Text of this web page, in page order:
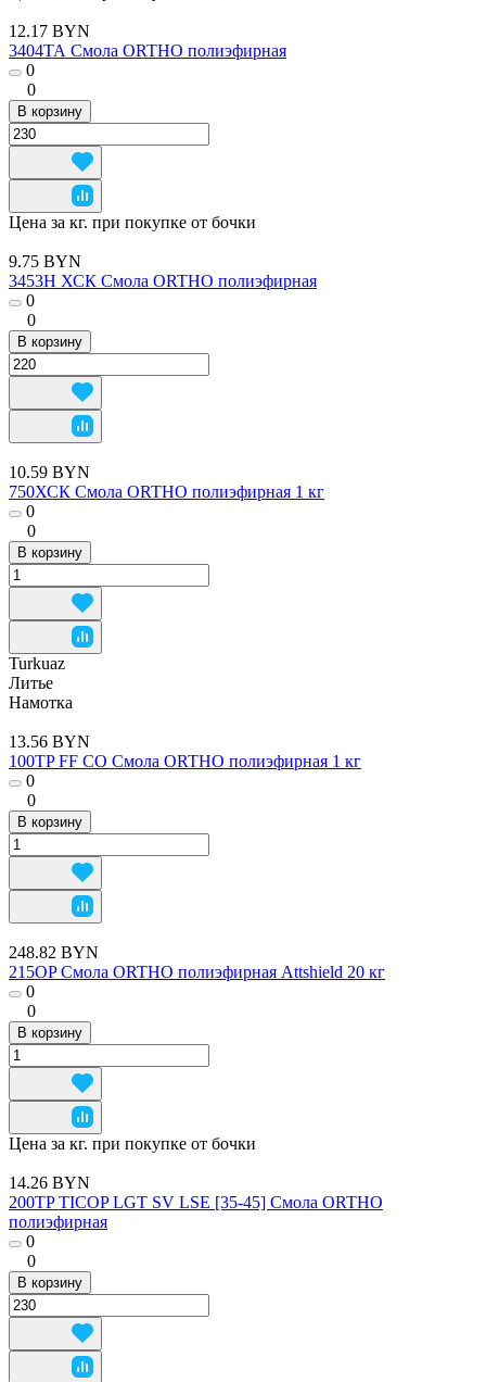
12.17 BYN
3404ТА Смола ORTHO полиэфирная
0
0
В корзину
Цена за кг. при покупке от бочки
9.75 BYN
3453Н ХСК Смола ORTHO полиэфирная
0
0
В корзину
10.59 BYN
750ХСК Смола ORTHO полиэфирная 1 кг
0
0
В корзину
Turkuaz
Литье
Намотка
13.56 BYN
100TP FF CO Смола ORTHO полиэфирная 1 кг
0
0
В корзину
248.82 BYN
215OP Смола ORTHO полиэфирная Attshield 20 кг
0
0
В корзину
Цена за кг. при покупке от бочки
14.26 BYN
200TP TICOP LGT SV LSE [35-45] Смола ORTHO
полиэфирная
0
0
В корзину